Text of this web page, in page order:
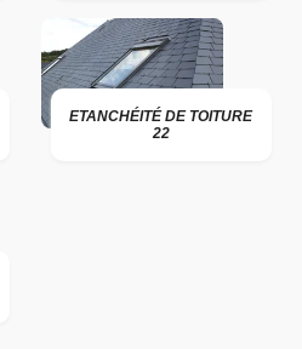
ETANCHÉITÉ DE TOITURE
22